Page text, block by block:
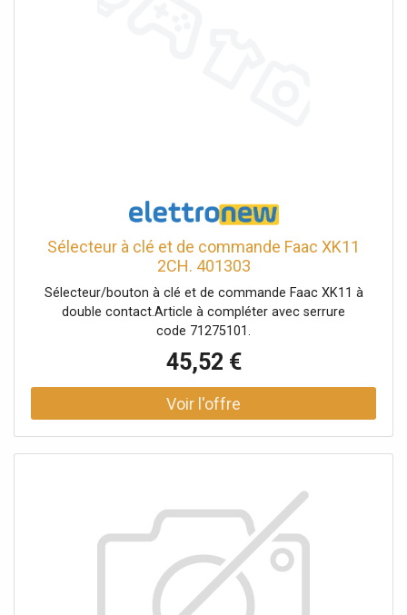
Sélecteur à clé et de commande Faac XK11
2CH. 401303
Sélecteur/bouton à clé et de commande Faac XK11 à
double contact.Article à compléter avec serrure
code 71275101.
45,52 €